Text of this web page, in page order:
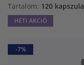
Tartalom: 120 kapszula
HETI AKCIÓ
-7%